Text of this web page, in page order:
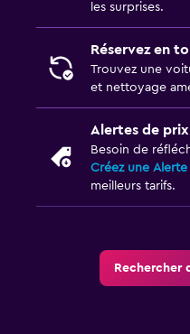
les surprises.
Réservez en
Trouvez une
et nettoyage
Alertes de prix
Besoin de
Créez une
meilleurs tarifs.
Rechercher